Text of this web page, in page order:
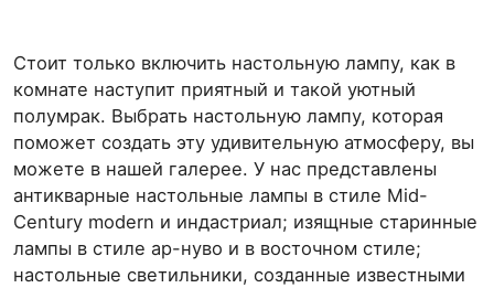
Стоит только включить настольную лампу, как в
комнате наступит приятный и такой уютный
полумрак. Выбрать настольную лампу, которая
поможет создать эту удивительную атмосферу, вы
можете в нашей галерее. У нас представлены
антикварные настольные лампы в стиле Mid-
Сentury modern и индастриал; изящные старинные
лампы в стиле ар-нуво и в восточном стиле;
настольные светильники, созданные известными